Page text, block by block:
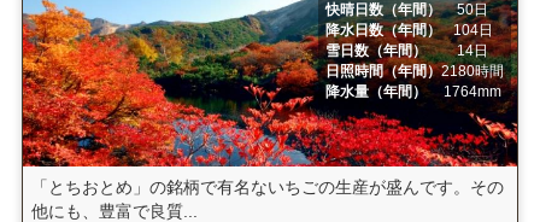
快晴日数（年間）
50日
降水日数（年間）
104日
雪日数（年間）
14日
日照時間（年間）2180時間
降水量（年間）
1764mm
「とちおとめ」の銘柄で有名ないちごの生産が盛んです。その
他にも、豊富で良質...